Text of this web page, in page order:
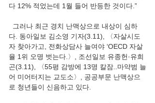
다 12% 적었는데 1월 들어 반등한 것이다.”
그러나 최근 경치 난맥상으로 내상이 심하
다. 동아일보 김소영 기자(3.11), 〈자살시도
자 찾아가고, 전화상담사 늘여야 ‘OECD 자살
율 1위 오명 벗는다.〉, 조선일보 유종헌·유희
곤(3.11), 〈55평 감방에 13명 칼잠..마약범 늘
어 미어터지는 교도소〉, 공공부문 난맥상으
로 청년들이 신음하고 있다.